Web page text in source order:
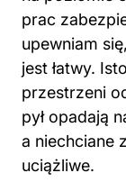
prac
upewniam
jest łatwy.
przestrzeni
pył opadają
a niechciane
uciążliwe.